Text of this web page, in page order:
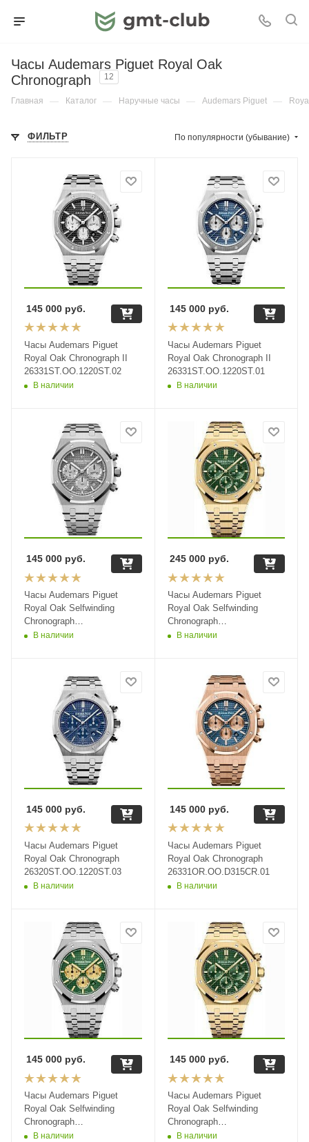
Часы Audemars Piguet Royal Oak
Chronograph
12
Главная — Каталог — Наручные часы — Audemars Piguet —
ФИЛЬТР По популярности (убывание)
Часы Audemars Piguet
Royal Oak Chronograph II
26331ST.OO.1220ST.02
В наличии
145 000 руб.
Часы Audemars Piguet
Royal Oak Chronograph II
26331ST.OO.1220ST.01
В наличии
145 000руб.
Часы Audemars Piguet
Royal Oak Selfwinding
Chronograph
26315ST.OO.1256ST.02
В наличии
145 000 руб.
Часы Audemars Piguet
Royal Oak Selfwinding
Chronograph
26331BA.OO.1220BA.02
В наличии
245 000руб.
Часы Audemars Piguet
Royal Oak Chronograph
26320ST.OO.1220ST.03
В наличии
145 000 руб.
Часы Audemars Piguet
Royal Oak Chronograph
26331OR.OO.D315CR.01
В наличии
145 000руб.
Часы Audemars Piguet
Royal Oak Selfwinding
Chronograph
26331BA.OO.1220BA.02
В наличии
145 000 руб.
Часы Audemars Piguet
Royal Oak Selfwinding
Chronograph
26331BA.OO.1220BA.02
В наличии
145 000руб.